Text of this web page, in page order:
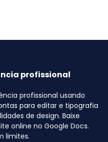
profissional
profissional usando
para editar e tipografia
de design. Baixe
online no Google Docs.
limites.